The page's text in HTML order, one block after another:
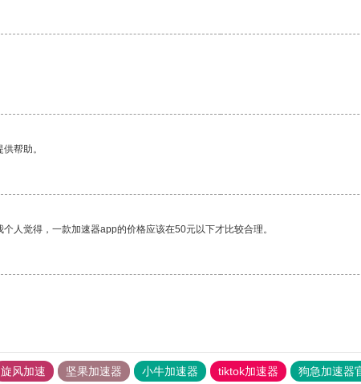
帮助。
人觉得，一款加速器app的价格应该在50元以下才比较合理。
旋风加速 坚果加速器 小牛加速器 tiktok加速器 狗急加速器